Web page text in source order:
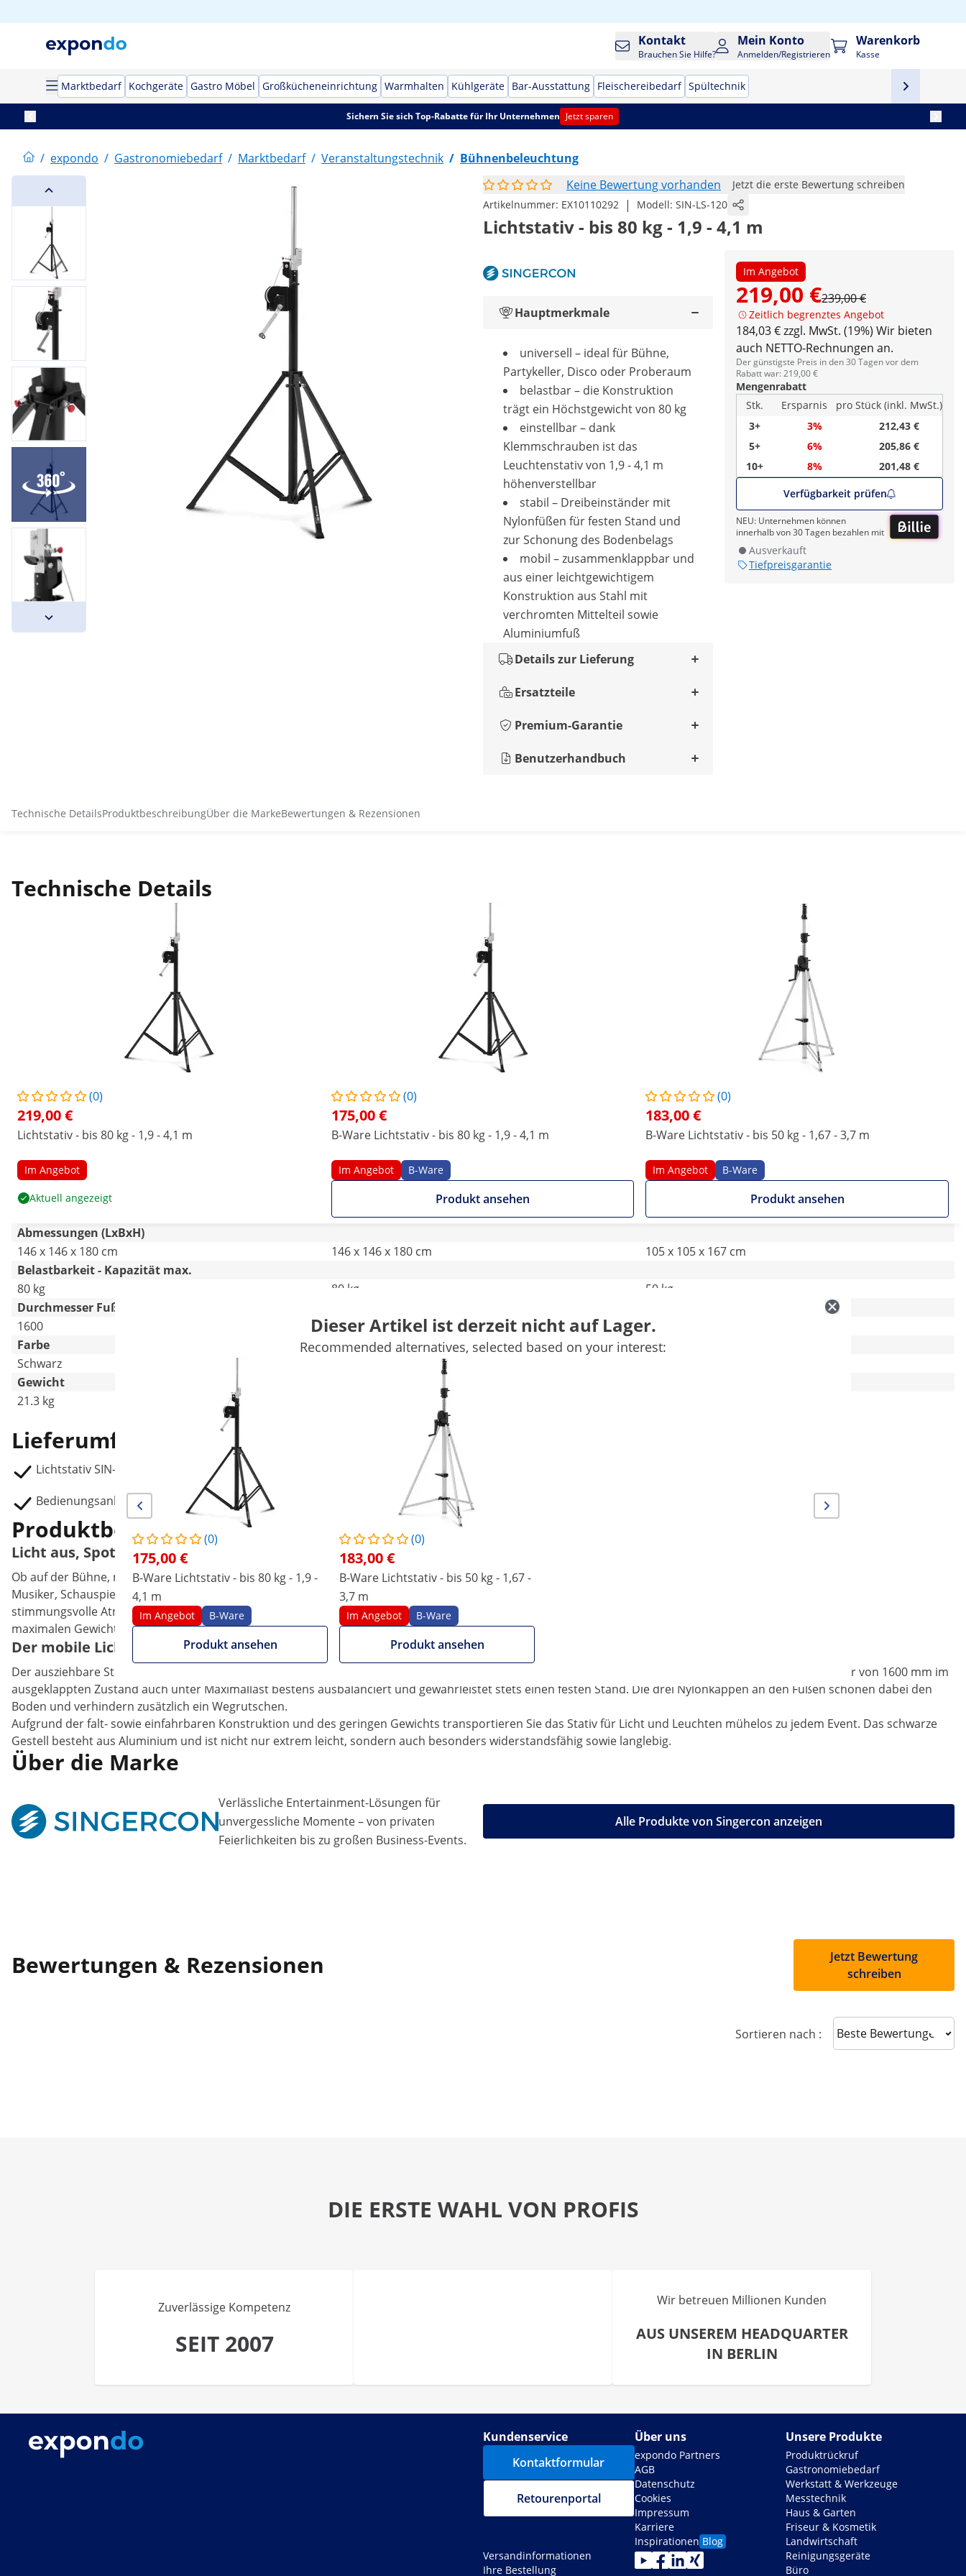
Kontakt
Brauchen Sie Hilfe?
Mein Konto
Anmelden/Registrieren
Warenkorb
Kasse
Marktbedarf Kochgeräte Gastro Möbel Großkücheneinrichtung Warmhalten Kühlgeräte Bar-Ausstattung Fleischereibedarf Spültechnik
Sichern Sie sich Top-Rabatte für Ihr Unternehmen Jetzt sparen
/ expondo / Gastronomiebedarf / Marktbedarf / Veranstaltungstechnik / Bühnenbeleuchtung
Keine Bewertung vorhanden
Jetzt die erste Bewertung schreiben
Artikelnummer: EX10110292 | Modell: SIN-LS-120
Lichtstativ - bis 80 kg - 1,9 - 4,1 m
Im Angebot
219,00 €239,00 €
Zeitlich begrenztes Angebot
184,03 € zzgl. MwSt. (19%) Wir bieten
auch NETTO-Rechnungen an.
Der günstigste Preis in den 30 Tagen vor dem
Rabatt war: 219,00 €
Mengenrabatt
Stk.
Ersparnis
pro Stück (inkl. MwSt.)
3+
3%
212,43 €
5+
6%
205,86 €
10+
8%
201,48 €
Verfügbarkeit prüfen
NEU: Unternehmen können
innerhalb von 30 Tagen bezahlen mit
Ausverkauft
Tiefpreisgarantie
Hauptmerkmale
universell – ideal für Bühne,
Partykeller, Disco oder Proberaum
belastbar – die Konstruktion
trägt ein Höchstgewicht von 80 kg
einstellbar – dank
Klemmschrauben ist das
Leuchtenstativ von 1,9 - 4,1 m
höhenverstellbar
stabil – Dreibeinständer mit
Nylonfüßen für festen Stand und
zur Schonung des Bodenbelags
mobil – zusammenklappbar und
aus einer leichtgewichtigem
Konstruktion aus Stahl mit
verchromten Mittelteil sowie
Aluminiumfuß
Details zur Lieferung
Ersatzteile
Premium-Garantie
Benutzerhandbuch
Technische DetailsProduktbeschreibungÜber die MarkeBewertungen & Rezensionen
Technische Details
(0)
219,00 €
Lichtstativ - bis 80 kg - 1,9 - 4,1 m
Im Angebot
Aktuell angezeigt
(0)
175,00 €
B-Ware Lichtstativ - bis 80 kg - 1,9 - 4,1 m
Im Angebot B-Ware
Produkt ansehen
(0)
183,00 €
B-Ware Lichtstativ - bis 50 kg - 1,67 - 3,7 m
Im Angebot B-Ware
Produkt ansehen
Abmessungen (LxBxH)
146 x 146 x 180 cm
146 x 146 x 180 cm
105 x 105 x 167 cm
Belastbarkeit - Kapazität max.
80 kg
80 kg
50 kg
Durchmesser Fuß (ausgeklappt) [mm]
1600
1600
1700
Farbe
Schwarz
Gewicht
21.3 kg
Weitere Merkmale vergleichen
Lieferumfang
Lichtstativ SIN-LS-120
Bedienungsanleitung
Dieser Artikel ist derzeit nicht auf Lager.
Recommended alternatives, selected based on your interest:
(0)
175,00 €
B-Ware Lichtstativ - bis 80 kg - 1,9 -
4,1 m
Im Angebot B-Ware
Produkt ansehen
(0)
183,00 €
B-Ware Lichtstativ - bis 50 kg - 1,67 -
3,7 m
Im Angebot B-Ware
Produkt ansehen
Produktbeschreibung
Licht aus, Spot an! Mit dem höhenverstellbaren Lichtstativ von Singercon
Ob auf der Bühne, neben der DJ-Kanzel, im Partykeller oder Theater: Mit dem Lichtstativ von Singercon rücken Sie
Musiker, Schauspieler oder die Tanzfläche ins rechte Licht. Die mobile Bühnenbeleuchtung garantiert immer eine
stimmungsvolle Atmosphäre bei perfekter Ausrichtung von Scheinwerfern oder Stroboskopen mit einem
maximalen Gewicht von 80 kg.
Der mobile Lichtständer für Club, Bar & Musikstudio aus der Eventtechnik von Singercon
Der ausziehbare Ständer des Leuchtenstativs ist mit Klemmschrauben auf eine Höhe von 1,9 - 4,1 m fixierbar. Das Dreibeinstativ ist mit einem Durchmesser von 1600 mm im
ausgeklappten Zustand auch unter Maximallast bestens ausbalanciert und gewährleistet stets einen festen Stand. Die drei Nylonkappen an den Füßen schonen dabei den
Boden und verhindern zusätzlich ein Wegrutschen.
Aufgrund der falt- sowie einfahrbaren Konstruktion und des geringen Gewichts transportieren Sie das Stativ für Licht und Leuchten mühelos zu jedem Event. Das schwarze
Gestell besteht aus Aluminium und ist nicht nur extrem leicht, sondern auch besonders widerstandsfähig sowie langlebig.
Über die Marke
Verlässliche Entertainment-Lösungen für
unvergessliche Momente – von privaten
Feierlichkeiten bis zu großen Business-Events.
Alle Produkte von Singercon anzeigen
Bewertungen & Rezensionen
Jetzt Bewertung
schreiben
Sortieren nach : Sort reviews
DIE ERSTE WAHL VON PROFIS
Zuverlässige Kompetenz
SEIT 2007
Wir betreuen Millionen Kunden
AUS UNSEREM HEADQUARTER
IN BERLIN
Kundenservice
Kontaktformular
Retourenportal
Versandinformationen
Ihre Bestellung
Über uns
expondo Partners
AGB
Datenschutz
Cookies
Impressum
Karriere
Inspirationen Blog
Unsere Produkte
Produktrückruf
Gastronomiebedarf
Werkstatt & Werkzeuge
Messtechnik
Haus & Garten
Friseur & Kosmetik
Landwirtschaft
Reinigungsgeräte
Büro